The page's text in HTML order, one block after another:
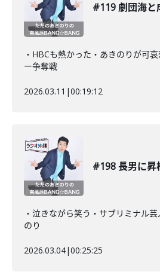
#119 劇団海と
・HBCも熱かった・あきのりが可
ー争奪戦
2026.03.11 |00:19:12
#198 長男に昇
・泣きながら笑う・サブリミナル
のり
2026.03.04|00:25:25